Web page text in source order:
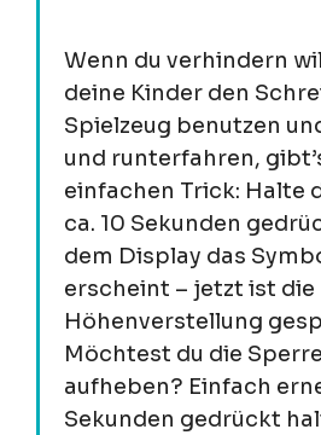
Wenn du verhindern
deine Kinder den
Spielzeug benutzen
und runterfahren,
einfachen Trick: Halte
ca. 10 Sekunden
dem Display das
erscheint – jetzt ist die
Höhenverstellung
Möchtest du die
aufheben? Einfach
Sekunden gedrückt